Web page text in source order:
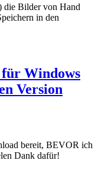
die Bilder von Hand
in den
Windows
Version
bereit, BEVOR ich
Dank dafür!